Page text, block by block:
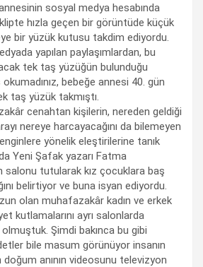
sosyal medya hesabında
klipte hızla geçen bir görüntüde küçük
bir yüzük kutusu takdim ediyordu.
yapılan paylaşımlardan, bu
tek taş yüzüğün bulunduğu
okumadınız, bebeğe annesi 40. gün
taş yüzük takmıştı.
cenahtan kişilerin, nereden geldiği
nereye harcayacağını da bilemeyen
yönelik eleştirilerine tanık
Yeni Şafak yazarı Fatma
salonu tutularak kız çocuklara baş
belirtiyor ve buna isyan ediyordu.
olan muhafazakâr kadın ve erkek
kutlamalarını ayrı salonlarda
olmuştuk. Şimdi bakınca bu gibi
bile masum görünüyor insanın
anının videosunu televizyon